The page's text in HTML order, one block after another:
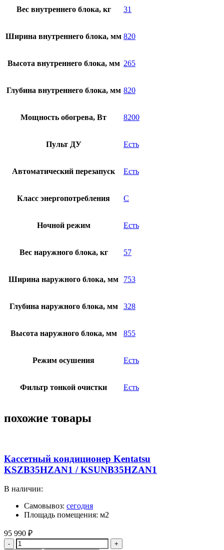
Вес внутреннего блока, кг 31
Ширина внутреннего блока, мм 820
Высота внутреннего блока, мм 265
Глубина внутреннего блока, мм 820
Мощность обогрева, Вт 8200
Пульт ДУ Есть
Автоматический перезапуск Есть
Класс энергопотребления C
Ночной режим Есть
Вес наружного блока, кг 57
Ширина наружного блока, мм 753
Глубина наружного блока, мм 328
Высота наружного блока, мм 855
Режим осушения Есть
Фильтр тонкой очистки Есть
похожие товары
Кассетный кондиционер Kentatsu
KSZB35HZAN1 / KSUNB35HZAN1
В наличии:
Самовывоз: сегодня
Площадь помещения: м2
95 990 ₽
Количество